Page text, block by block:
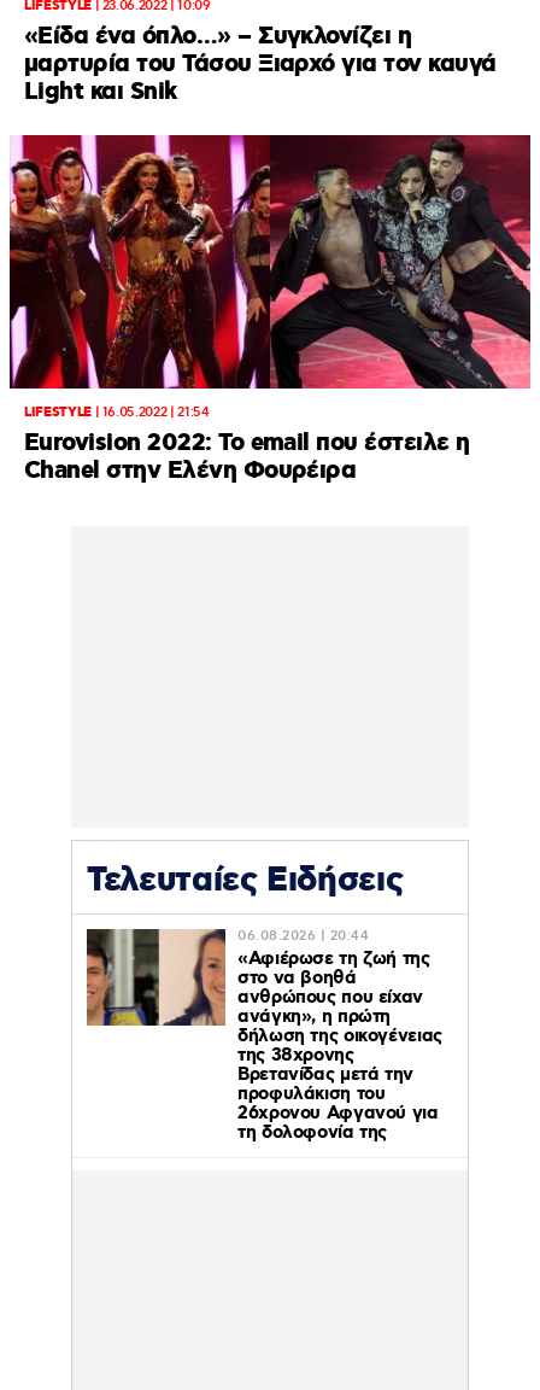
LIFESTYLE| 23.06.2022 | 10:09
«Είδα ένα όπλο…» – Συγκλονίζει η
μαρτυρία του Τάσου Ξιαρχό για τον καυγά
Light και Snik
LIFESTYLE| 16.05.2022 | 21:54
Eurovision 2022: Το email που έστειλε η
Chanel στην Ελένη Φουρέιρα
Τελευταίες Ειδήσεις
06.08.2026 | 20:44
«Αφιέρωσε τη ζωή της
στο να βοηθά
ανθρώπους που είχαν
ανάγκη», η πρώτη
δήλωση της οικογένειας
της 38χρονης
Βρετανίδας μετά την
προφυλάκιση του
26χρονου Αφγανού για
τη δολοφονία της